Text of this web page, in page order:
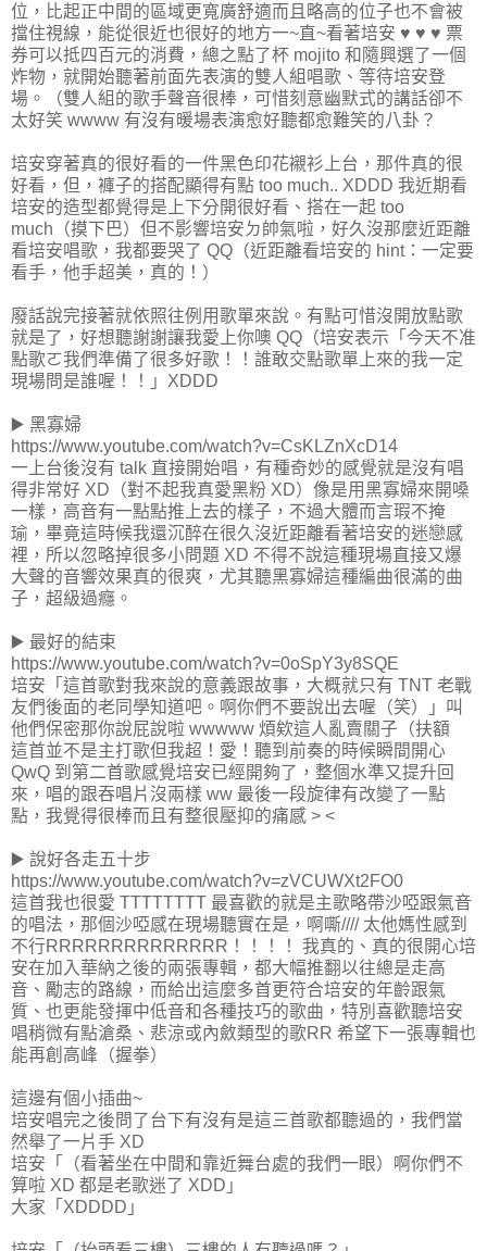
位，比起正中間的區域更寬廣舒適而且略高的位子也不會被
擋住視線，能從很近也很好的地方一~直~看著培安 ♥ ♥ ♥ 票
券可以抵四百元的消費，總之點了杯 mojito 和隨興選了一個
炸物，就開始聽著前面先表演的雙人組唱歌、等待培安登
場。（雙人組的歌手聲音很棒，可惜刻意幽默式的講話卻不
太好笑 wwww 有沒有暖場表演愈好聽都愈難笑的八卦？
培安穿著真的很好看的一件黑色印花襯衫上台，那件真的很
好看，但，褲子的搭配顯得有點 too much.. XDDD 我近期看
培安的造型都覺得是上下分開很好看、搭在一起 too
much（摸下巴）但不影響培安ㄉ帥氣啦，好久沒那麼近距離
看培安唱歌，我都要哭了 QQ（近距離看培安的 hint：一定要
看手，他手超美，真的！）
廢話說完接著就依照往例用歌單來說。有點可惜沒開放點歌
就是了，好想聽謝謝讓我愛上你噢 QQ（培安表示「今天不准
點歌ㄛ我們準備了很多好歌！！誰敢交點歌單上來的我一定
現場問是誰喔！！」XDDD
▶️ 黑寡婦
https://www.youtube.com/watch?v=CsKLZnXcD14
一上台後沒有 talk 直接開始唱，有種奇妙的感覺就是沒有唱
得非常好 XD（對不起我真愛黑粉 XD）像是用黑寡婦來開嗓
一樣，高音有一點點推上去的樣子，不過大體而言瑕不掩
瑜，畢竟這時候我還沉醉在很久沒近距離看著培安的迷戀感
裡，所以忽略掉很多小問題 XD 不得不說這種現場直接又爆
大聲的音響效果真的很爽，尤其聽黑寡婦這種編曲很滿的曲
子，超級過癮。
▶️ 最好的結束
https://www.youtube.com/watch?v=0oSpY3y8SQE
培安「這首歌對我來說的意義跟故事，大概就只有 TNT 老戰
友們後面的老同學知道吧。啊你們不要說出去喔（笑）」叫
他們保密那你說屁說啦 wwwww 煩欸這人亂賣關子（扶額
這首並不是主打歌但我超！愛！聽到前奏的時候瞬間開心
QwQ 到第二首歌感覺培安已經開夠了，整個水準又提升回
來，唱的跟吞唱片沒兩樣 ww 最後一段旋律有改變了一點
點，我覺得很棒而且有整很壓抑的痛感 > <
▶️ 說好各走五十步
https://www.youtube.com/watch?v=zVCUWXt2FO0
這首我也很愛 TTTTTTTT 最喜歡的就是主歌略帶沙啞跟氣音
的唱法，那個沙啞感在現場聽實在是，啊嘶//// 太他媽性感到
不行RRRRRRRRRRRRRR！！！！ 我真的、真的很開心培
安在加入華納之後的兩張專輯，都大幅推翻以往總是走高
音、勵志的路線，而給出這麼多首更符合培安的年齡跟氣
質、也更能發揮中低音和各種技巧的歌曲，特別喜歡聽培安
唱稍微有點滄桑、悲涼或內斂類型的歌RR 希望下一張專輯也
能再創高峰（握拳）
這邊有個小插曲~
培安唱完之後問了台下有沒有是這三首歌都聽過的，我們當
然舉了一片手 XD
培安「（看著坐在中間和靠近舞台處的我們一眼）啊你們不
算啦 XD 都是老歌迷了 XDD」
大家「XDDDD」